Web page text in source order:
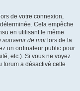
lors de votre connexion,
Cela empêche
en utilisant le même
souvenir de moi lors de la
un ordinateur public pour
etc.). Si vous ne voyez
forum a désactivé cette